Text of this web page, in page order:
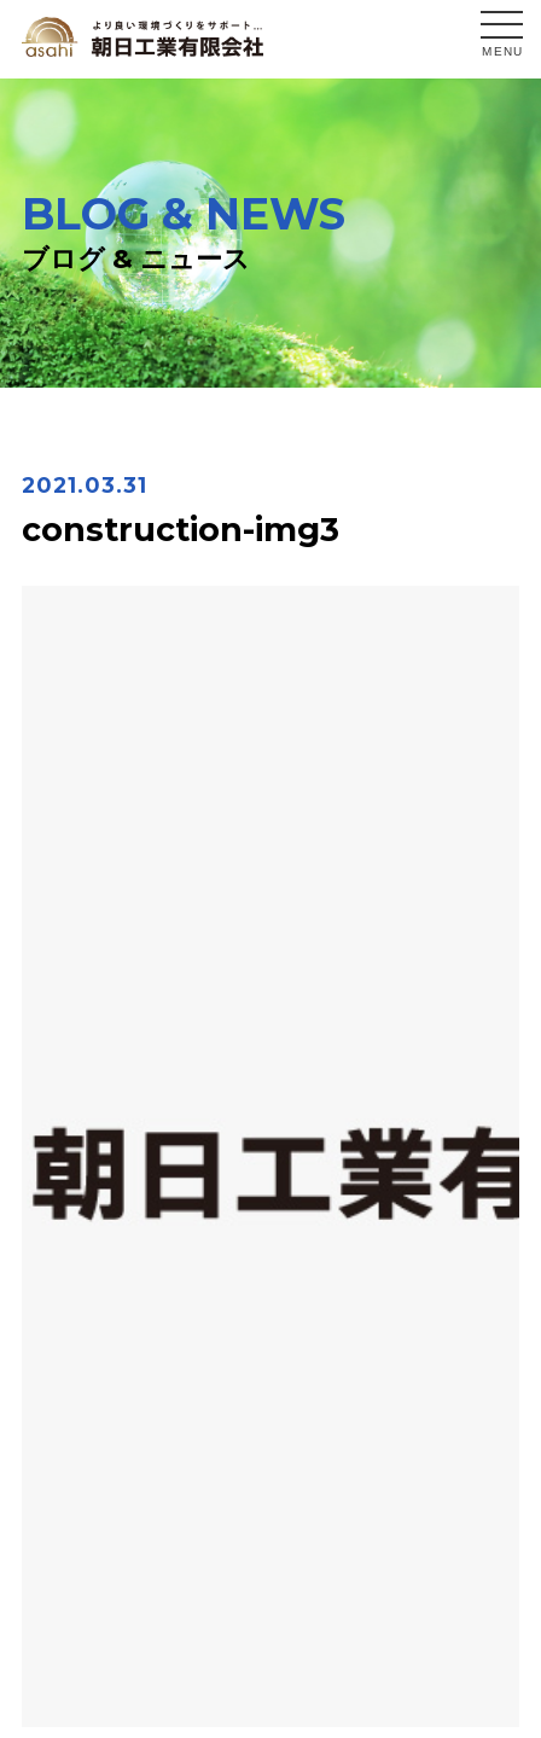
MENU
BLOG & NEWS
ブログ & ニュース
2021.03.31
construction-img3